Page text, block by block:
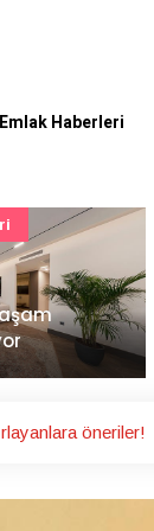
Emlak Haberleri
hızlı
Kalyon
öneriler!